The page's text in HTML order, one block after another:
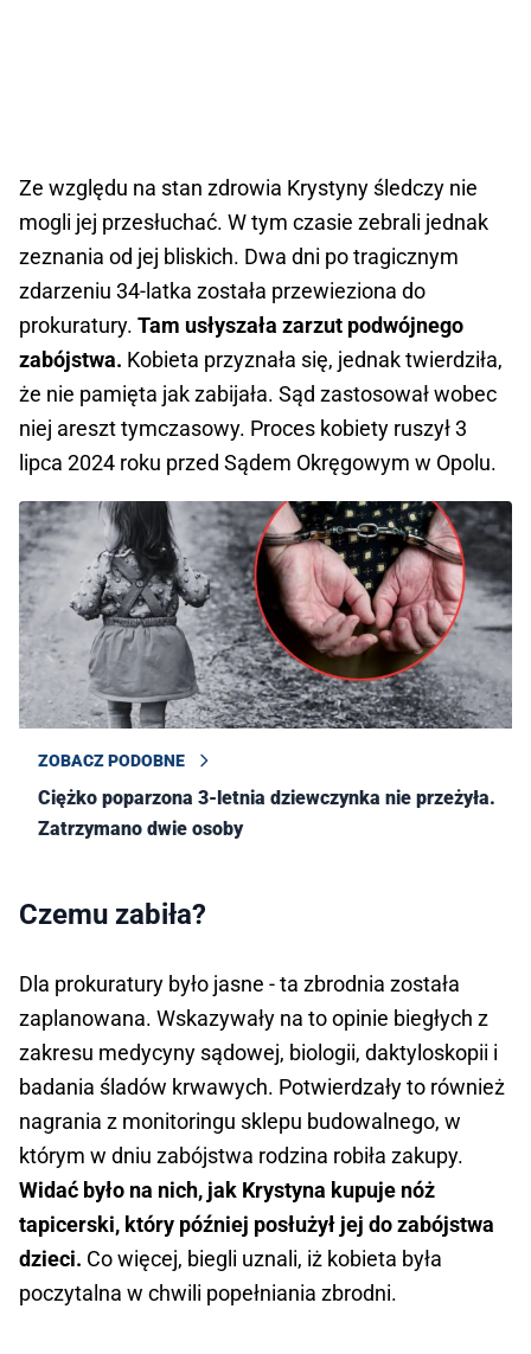
Ze względu na stan zdrowia Krystyny śledczy nie
mogli jej przesłuchać. W tym czasie zebrali jednak
zeznania od jej bliskich. Dwa dni po tragicznym
zdarzeniu 34-latka została przewieziona do
prokuratury. Tam usłyszała zarzut podwójnego
zabójstwa. Kobieta przyznała się, jednak twierdziła,
że nie pamięta jak zabijała. Sąd zastosował wobec
niej areszt tymczasowy. Proces kobiety ruszył 3
lipca 2024 roku przed Sądem Okręgowym w Opolu.
ZOBACZ PODOBNE
Ciężko poparzona 3-letnia dziewczynka nie przeżyła.
Zatrzymano dwie osoby
Czemu zabiła?
Dla prokuratury było jasne - ta zbrodnia została
zaplanowana. Wskazywały na to opinie biegłych z
zakresu medycyny sądowej, biologii, daktyloskopii i
badania śladów krwawych. Potwierdzały to również
nagrania z monitoringu sklepu budowalnego, w
którym w dniu zabójstwa rodzina robiła zakupy.
Widać było na nich, jak Krystyna kupuje nóż
tapicerski, który później posłużył jej do zabójstwa
dzieci. Co więcej, biegli uznali, iż kobieta była
poczytalna w chwili popełniania zbrodni.